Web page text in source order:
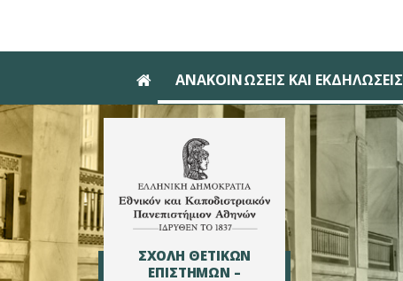
ΑΝΑΚΟΙΝΩΣΕΙΣ ΚΑΙ ΕΚΔΗΛΩΣΕΙΣ
ΣΧΟΛΗ ΘΕΤΙΚΩΝ
ΕΠΙΣΤΗΜΩΝ –